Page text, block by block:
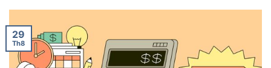
29
Th8